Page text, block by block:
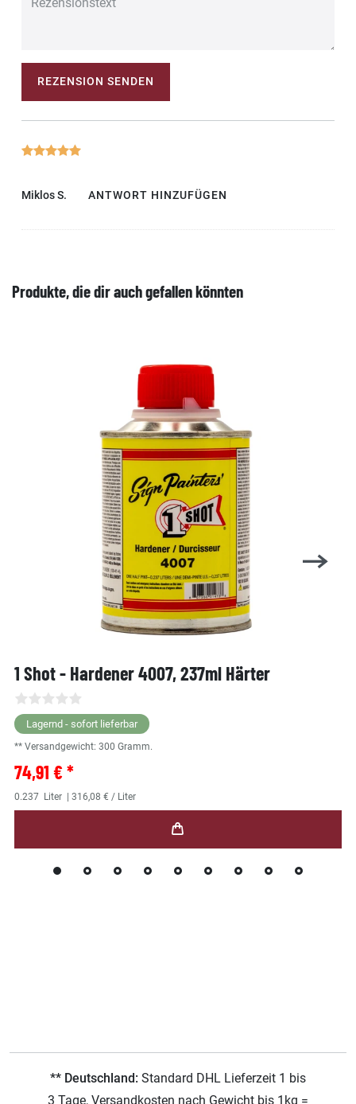
REZENSION SENDEN
Miklos S. ANTWORT HINZUFÜGEN
Produkte, die dir auch gefallen könnten
1 Shot - Hardener 4007, 237ml Härter
Lagernd - sofort lieferbar
** Versandgewicht: 300 Gramm.
74,91 € *
0.237 Liter | 316,08 € / Liter
** Deutschland: Standard DHL Lieferzeit 1 bis
3 Tage, Versandkosten nach Gewicht bis 1kg =